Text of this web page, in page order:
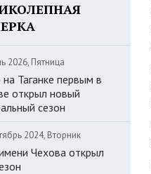
2026, Пятница
на Таганке первым в
открыл новый
сезон
2024, Вторник
Чехова открыл